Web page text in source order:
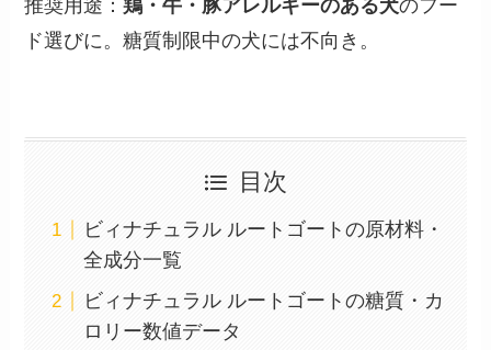
推奨用途：鶏・牛・豚アレルギーのある犬のフー
ド選びに。糖質制限中の犬には不向き。
目次
ビィナチュラル ルートゴートの原材料・
全成分一覧
ビィナチュラル ルートゴートの糖質・カ
ロリー数値データ